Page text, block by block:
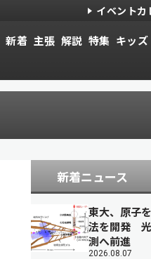
イベントカ
新着 主張 解説 特集 キッズ
新着ニュース
東大、原子
法を開発 光
測へ前進
2026.08.07